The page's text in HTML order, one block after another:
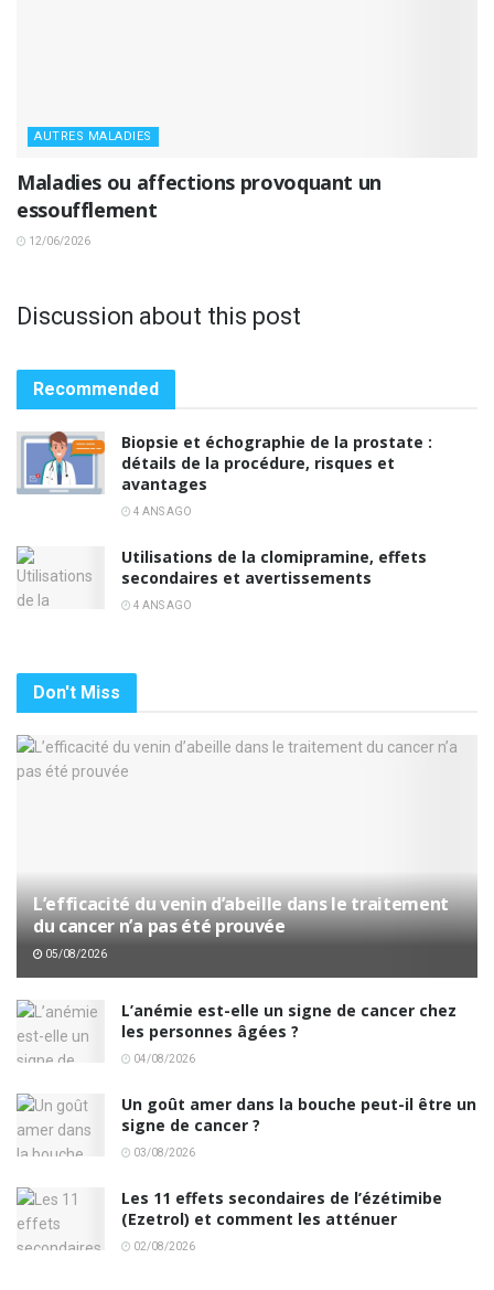
AUTRES MALADIES
Maladies ou affections provoquant un
essoufflement
12/06/2026
Discussion about this post
Recommended
Biopsie et échographie de la prostate :
détails de la procédure, risques et
avantages
4 ANS AGO
Utilisations de la clomipramine, effets
secondaires et avertissements
4 ANS AGO
Don't Miss
L’efficacité du venin d’abeille dans le traitement
du cancer n’a pas été prouvée
05/08/2026
L’anémie est-elle un signe de cancer chez
les personnes âgées ?
04/08/2026
Un goût amer dans la bouche peut-il être un
signe de cancer ?
03/08/2026
Les 11 effets secondaires de l’ézétimibe
(Ezetrol) et comment les atténuer
02/08/2026